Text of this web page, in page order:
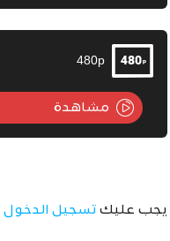
480p
مشاهدة
يجب عليك تسجيل الدخول